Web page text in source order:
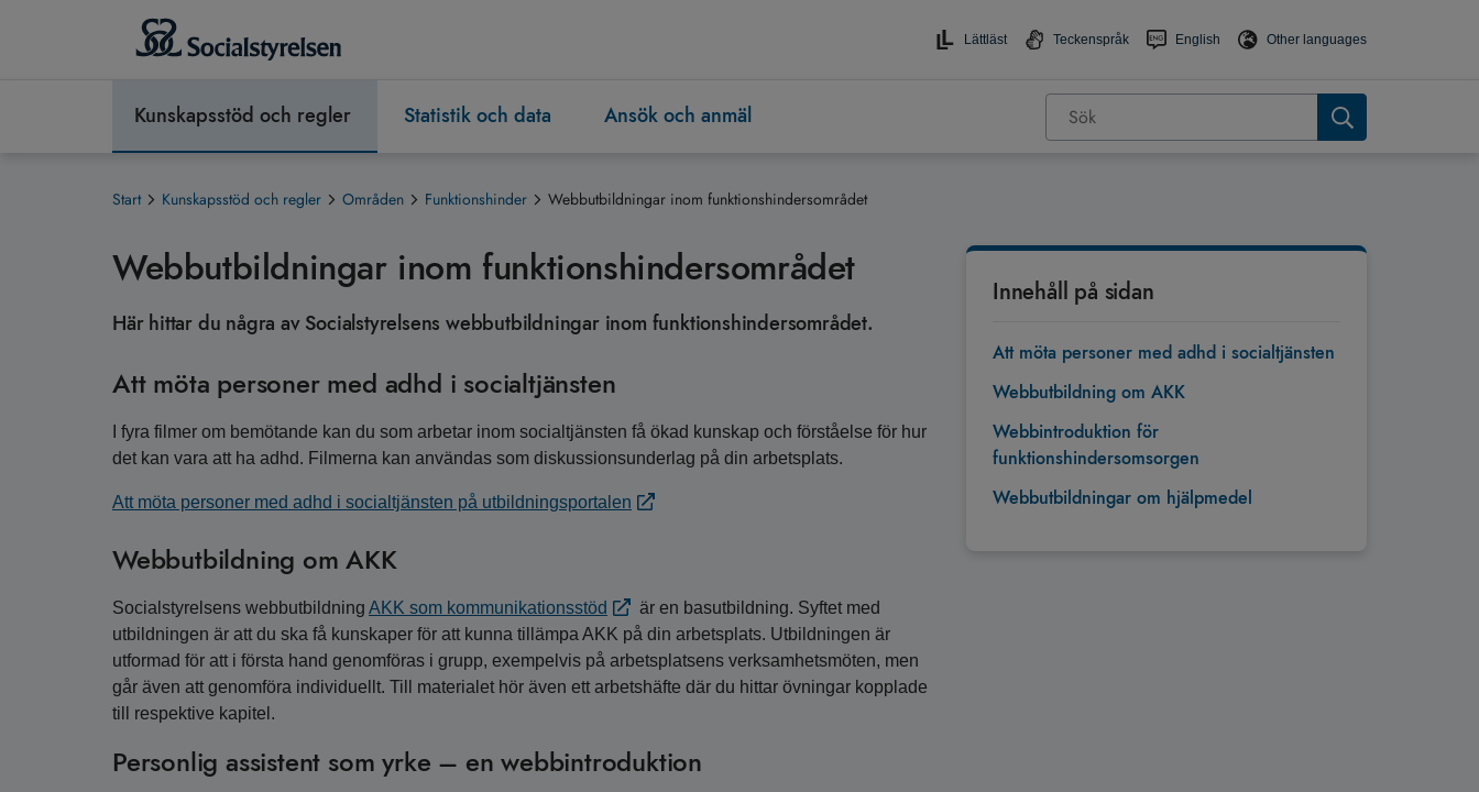
Lättläst Teckenspråk English Other languages
Kunskapsstöd och regler Statistik och data Ansök och anmäl
Start Kunskapsstöd och regler Områden Funktionshinder Webbutbildningar inom funktionshindersområdet
Innehåll på sidan
Att möta personer med adhd i socialtjänsten
Webbutbildning om AKK
Webbintroduktion för
funktionshindersomsorgen
Webbutbildningar om hjälpmedel
Webbutbildningar inom funktionshindersområdet
Här hittar du några av Socialstyrelsens webbutbildningar inom funktionshindersområdet.
Att möta personer med adhd i socialtjänsten
I fyra filmer om bemötande kan du som arbetar inom socialtjänsten få ökad kunskap och förståelse för hur
det kan vara att ha adhd. Filmerna kan användas som diskussionsunderlag på din arbetsplats.
Att möta personer med adhd i socialtjänsten på utbildningsportalen
Webbutbildning om AKK
Socialstyrelsens webbutbildning AKK som kommunikationsstöd
är en basutbildning. Syftet med
utbildningen är att du ska få kunskaper för att kunna tillämpa AKK på din arbetsplats. Utbildningen är
utformad för att i första hand genomföras i grupp, exempelvis på arbetsplatsens verksamhetsmöten, men
går även att genomföra individuellt. Till materialet hör även ett arbetshäfte där du hittar övningar kopplade
till respektive kapitel.
Personlig assistent som yrke – en webbintroduktion